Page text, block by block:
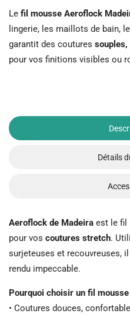
Le fil mousse Aeroflock
lingerie, les maillots de bain,
garantit des coutures
pour vos finitions visibles ou
Détails
Aeroflock de Madeira est le fil
pour vos coutures stretch.
surjeteuses et recouvreuses,
rendu impeccable.
Pourquoi choisir un fil mousse
• Coutures douces,